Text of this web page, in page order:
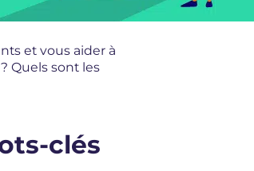
et vous aider à
Quels sont les
clés